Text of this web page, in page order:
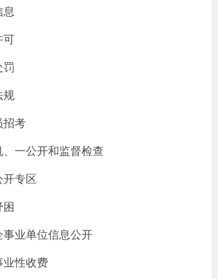
息
可
罚
规
招考
、一公开和监督检查
开专区
事业单位信息公开
业性收费